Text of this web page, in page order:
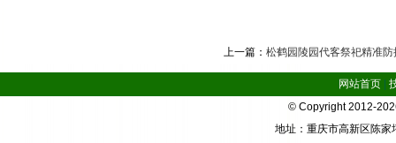
上一篇： 松鹤园陵园代客祭祀精准防
网站首页|
© Copyright 2012-
地址：重庆市高新区陈